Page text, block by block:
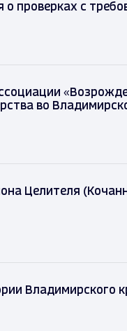
о проверках с
во
Целителя
Владимирского